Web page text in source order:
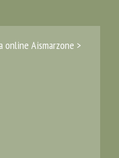
online Aismarzone >